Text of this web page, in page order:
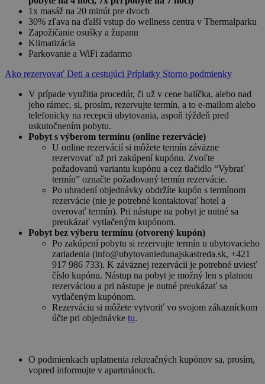
1x masáž na 20 minút pre dvoch
30% zľava na ďalší vstup do wellness centra v Thermalparku
Zapožičanie osušky a županu
Klimatizácia
Parkovanie a WiFi zadarmo
Ako rezervovať Deti a cestujúci Príplatky Storno podmienky
V prípade využitia procedúr, či už v cene balíčka, alebo nad
jeho rámec, si, prosím, rezervujte termín, a to e-mailom alebo
telefonicky na recepcii ubytovania, aspoň týždeň pred
uskutočnením pobytu.
Pobyt s výberom termínu (online rezervácie)
U online rezervácií si môžete termín záväzne
rezervovať už pri zakúpení kupónu. Zvoľte
požadovanú variantu kupónu a cez tlačidlo “Vybrať
termín” označte požadovaný termín rezervácie.
Po uhradení objednávky obdržíte kupón s termínom
rezervácie (nie je potrebné kontaktovať hotel a
overovať termín). Pri nástupe na pobyt je nutné sa
preukázať vytlačeným kupónom.
Pobyt bez výberu termínu (otvorený kupón)
Po zakúpení pobytu si rezervujte termín u ubytovacieho
zariadenia (info@ubytovaniedunajskastreda.sk, +421
917 986 733). K záväznej rezervácii je potrebné uviesť
číslo kupónu. Nástup na pobyt je možný len s platnou
rezerváciou a pri nástupe je nutné preukázať sa
vytlačeným kupónom.
Rezerváciu si môžete vytvoriť vo svojom zákazníckom
účte pri objednávke tu.
O podmienkach uplatnenia rekreačných kupónov sa, prosím,
vopred informujte v apartmánoch.